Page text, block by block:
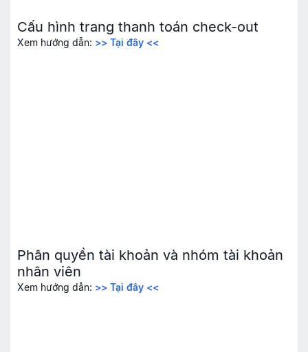
Cấu hình trang thanh toán check-out
Xem hướng dẫn: >> Tại đây <<
Phân quyền tài khoản và nhóm tài khoản
nhân viên
Xem hướng dẫn: >> Tại đây <<